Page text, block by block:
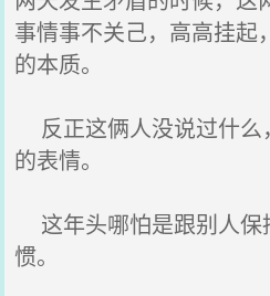
事情事不关己，高高挂起
的本质。
反正这俩人没说过什么
的表情。
这年头哪怕是跟别人保
惯。